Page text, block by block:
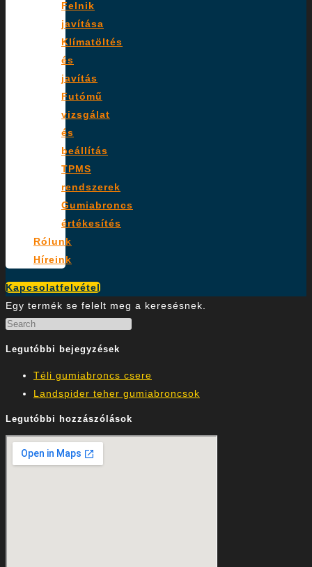
Felnik
javítása
Klímatöltés
és
javítás
Futómű
vizsgálat
és
beállítás
TPMS
rendszerek
Gumiabroncs
értékesítés
Rólunk
Híreink
Kapcsolatfelvétel
Egy termék se felelt meg a keresésnek.
Legutóbbi bejegyzések
Téli gumiabroncs csere
Landspider teher gumiabroncsok
Legutóbbi hozzászólások